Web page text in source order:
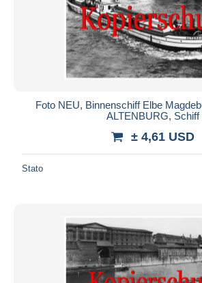
Foto NEU, Binnenschiff Elbe
ALTENBURG, Schiff
± 4,61 USD
Stato